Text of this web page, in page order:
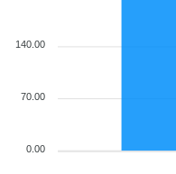
140.00
70.00
0.00